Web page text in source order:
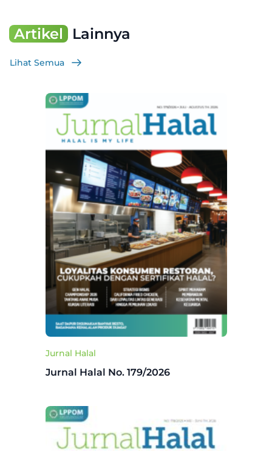
Artikel Lainnya
Lihat Semua
Jurnal Halal
Jurnal Halal No. 179/2026